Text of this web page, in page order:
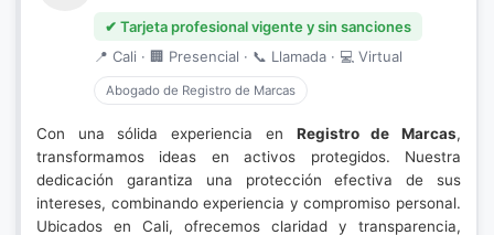
✔ Tarjeta profesional vigente y sin sanciones
📍 Cali · 🏢 Presencial · 📞 Llamada · 💻 Virtual
Abogado de Registro de Marcas
Con una sólida experiencia en Registro de Marcas,
transformamos ideas en activos protegidos. Nuestra
dedicación garantiza una protección efectiva de sus
intereses, combinando experiencia y compromiso personal.
Ubicados en Cali, ofrecemos claridad y transparencia,